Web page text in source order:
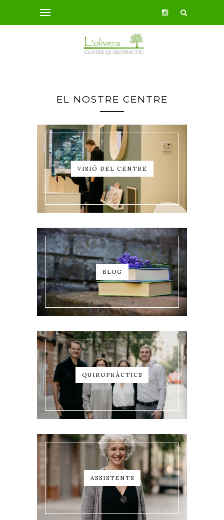
EL NOSTRE CENTRE
VISIÓ DEL CENTRE
BLOG
QUIROPRÀCTICS
ASSISTENTS